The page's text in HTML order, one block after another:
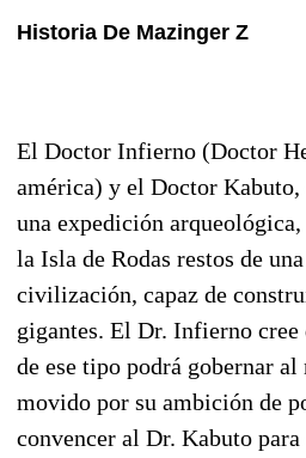
Historia De Mazinger Z
El Doctor Infierno (Doctor
américa) y el Doctor Kabuto,
una expedición arqueológica,
la Isla de Rodas restos de
civilización, capaz de
gigantes. El Dr. Infierno cree
de ese tipo podrá gobernar al
movido por su ambición de
convencer al Dr. Kabuto para